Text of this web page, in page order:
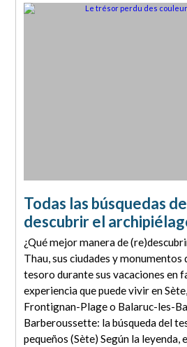
Todas las búsquedas
descubrir el
¿Qué mejor manera de
Thau, sus ciudades y monumentos
tesoro durante sus vacaciones en
experiencia que puede vivir en
Frontignan-Plage o Balaruc-les-
Barberoussette: la búsqueda del
pequeños (Sète) Según la leyenda,